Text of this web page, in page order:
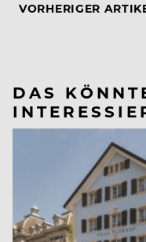
VORHERIGER
DAS